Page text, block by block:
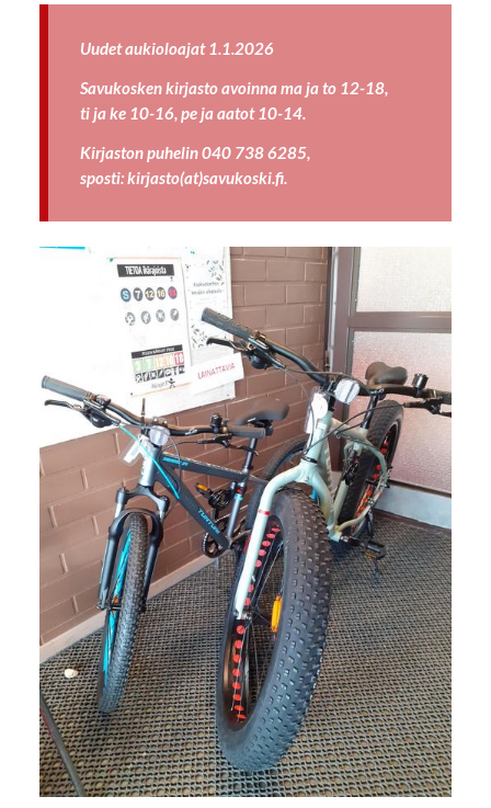
Uudet aukioloajat 1.1.2026
Savukosken kirjasto avoinna ma ja to 12-18,
ti ja ke 10-16, pe ja aatot 10-14.
Kirjaston puhelin 040 738 6285,
sposti: kirjasto(at)savukoski.fi.